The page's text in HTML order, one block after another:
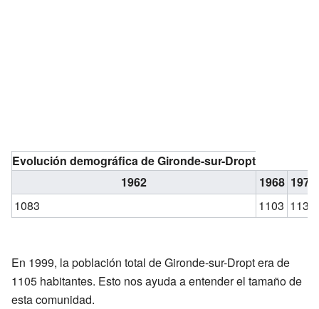
Evolución demográfica de Gironde-sur-Dropt
1962
1968 1975
1083
1103 1133
En 1999, la población total de Gironde-sur-Dropt era de
1105 habitantes. Esto nos ayuda a entender el tamaño de
esta comunidad.